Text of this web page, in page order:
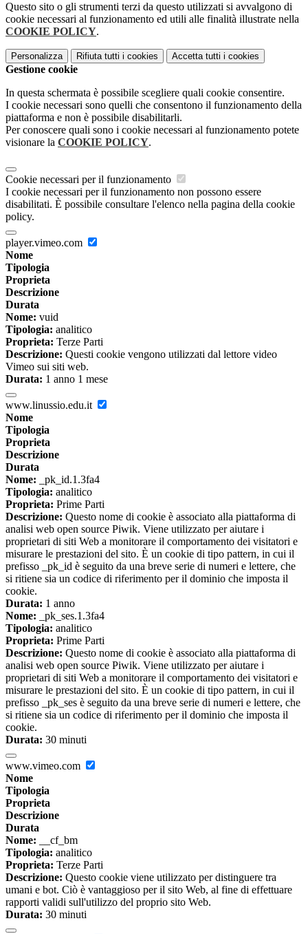
Questo sito o gli strumenti terzi da questo utilizzati si avvalgono di
cookie necessari al funzionamento ed utili alle finalità illustrate nella
COOKIE POLICY.
Personalizza Rifiuta tutti i cookies Accetta tutti i cookies
Gestione cookie
In questa schermata è possibile scegliere quali cookie consentire.
I cookie necessari sono quelli che consentono il funzionamento della
piattaforma e non è possibile disabilitarli.
Per conoscere quali sono i cookie necessari al funzionamento potete
visionare la COOKIE POLICY.
Cookie necessari per il funzionamento
I cookie necessari per il funzionamento non possono essere
disabilitati. È possibile consultare l'elenco nella pagina della cookie
policy.
player.vimeo.com
Nome
Tipologia
Proprieta
Descrizione
Durata
Nome: vuid
Tipologia: analitico
Proprieta: Terze Parti
Descrizione: Questi cookie vengono utilizzati dal lettore video
Vimeo sui siti web.
Durata: 1 anno 1 mese
www.linussio.edu.it
Nome
Tipologia
Proprieta
Descrizione
Durata
Nome: _pk_id.1.3fa4
Tipologia: analitico
Proprieta: Prime Parti
Descrizione: Questo nome di cookie è associato alla piattaforma di
analisi web open source Piwik. Viene utilizzato per aiutare i
proprietari di siti Web a monitorare il comportamento dei visitatori e
misurare le prestazioni del sito. È un cookie di tipo pattern, in cui il
prefisso _pk_id è seguito da una breve serie di numeri e lettere, che
si ritiene sia un codice di riferimento per il dominio che imposta il
cookie.
Durata: 1 anno
Nome: _pk_ses.1.3fa4
Tipologia: analitico
Proprieta: Prime Parti
Descrizione: Questo nome di cookie è associato alla piattaforma di
analisi web open source Piwik. Viene utilizzato per aiutare i
proprietari di siti Web a monitorare il comportamento dei visitatori e
misurare le prestazioni del sito. È un cookie di tipo pattern, in cui il
prefisso _pk_ses è seguito da una breve serie di numeri e lettere, che
si ritiene sia un codice di riferimento per il dominio che imposta il
cookie.
Durata: 30 minuti
www.vimeo.com
Nome
Tipologia
Proprieta
Descrizione
Durata
Nome: __cf_bm
Tipologia: analitico
Proprieta: Terze Parti
Descrizione: Questo cookie viene utilizzato per distinguere tra
umani e bot. Ciò è vantaggioso per il sito Web, al fine di effettuare
rapporti validi sull'utilizzo del proprio sito Web.
Durata: 30 minuti